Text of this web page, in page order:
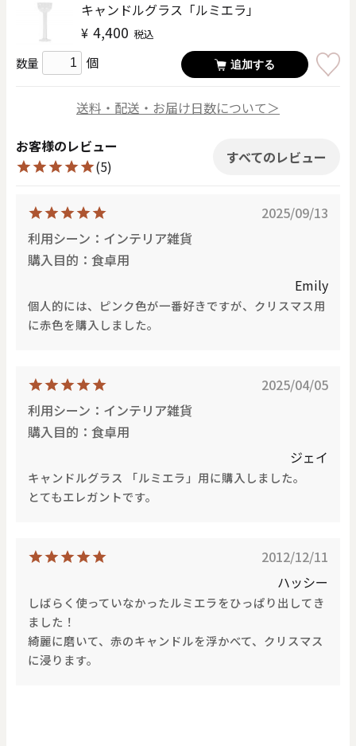
キャンドルグラス「ルミエラ」
¥ 4,400 税込
数量 個 追加する
送料・配送・お届け日数について＞
お客様のレビュー
(5)
すべてのレビュー
2025/09/13
利用シーン：インテリア雑貨
購入目的：食卓用
Emily
個人的には、ピンク色が一番好きですが、クリスマス用
に赤色を購入しました。
2025/04/05
利用シーン：インテリア雑貨
購入目的：食卓用
ジェイ
キャンドルグラス 「ルミエラ」用に購入しました。
とてもエレガントです。
2012/12/11
ハッシー
しばらく使っていなかったルミエラをひっぱり出してき
ました！
綺麗に磨いて、赤のキャンドルを浮かべて、クリスマス
に浸ります。